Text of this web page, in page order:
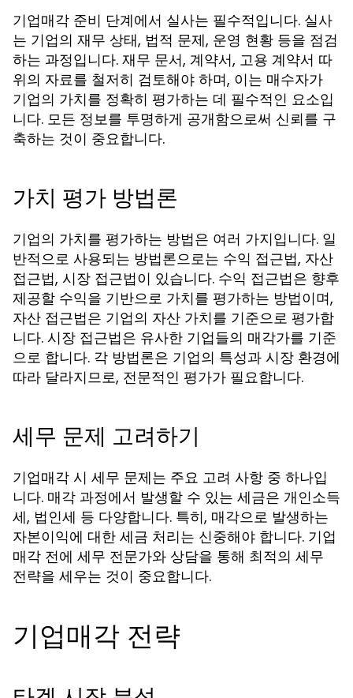
기업매각 준비 단계에서 실사는 필수적입니다. 실사
는 기업의 재무 상태, 법적 문제, 운영 현황 등을 점검
하는 과정입니다. 재무 문서, 계약서, 고용 계약서 따
위의 자료를 철저히 검토해야 하며, 이는 매수자가
기업의 가치를 정확히 평가하는 데 필수적인 요소입
니다. 모든 정보를 투명하게 공개함으로써 신뢰를 구
축하는 것이 중요합니다.
가치 평가 방법론
기업의 가치를 평가하는 방법은 여러 가지입니다. 일
반적으로 사용되는 방법론으로는 수익 접근법, 자산
접근법, 시장 접근법이 있습니다. 수익 접근법은 향후
제공할 수익을 기반으로 가치를 평가하는 방법이며,
자산 접근법은 기업의 자산 가치를 기준으로 평가합
니다. 시장 접근법은 유사한 기업들의 매각가를 기준
으로 합니다. 각 방법론은 기업의 특성과 시장 환경에
따라 달라지므로, 전문적인 평가가 필요합니다.
세무 문제 고려하기
기업매각 시 세무 문제는 주요 고려 사항 중 하나입
니다. 매각 과정에서 발생할 수 있는 세금은 개인소득
세, 법인세 등 다양합니다. 특히, 매각으로 발생하는
자본이익에 대한 세금 처리는 신중해야 합니다. 기업
매각 전에 세무 전문가와 상담을 통해 최적의 세무
전략을 세우는 것이 중요합니다.
기업매각 전략